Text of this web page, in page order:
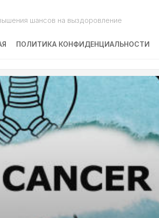
шансов на выздоровление
ПОЛИТИКА КОНФИДЕНЦИАЛЬНОСТИ